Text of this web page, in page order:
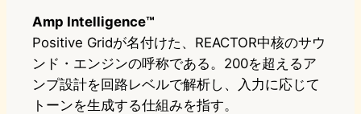
Amp Intelligence™
Positive Gridが名付けた、REACTOR中核のサウ
ンド・エンジンの呼称である。200を超えるア
ンプ設計を回路レベルで解析し、入力に応じて
トーンを生成する仕組みを指す。